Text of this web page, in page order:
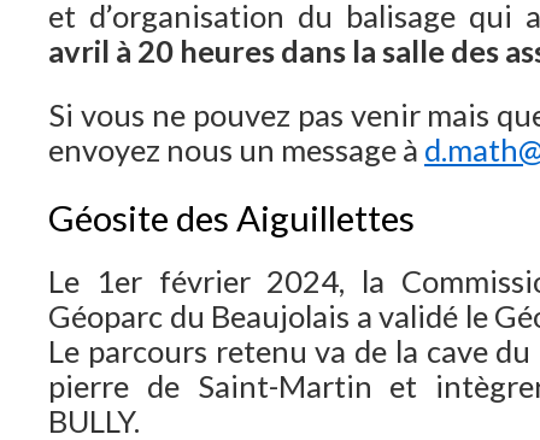
et d’organisation du balisage qui
avril à 20 heures dans la salle des
Si vous ne pouvez pas venir mais
envoyez nous un message à
Géosite des Aiguillettes
Le 1er février 2024, la
Géoparc du Beaujolais a validé le
Le parcours retenu va de la cave
pierre de Saint-Martin et
BULLY.